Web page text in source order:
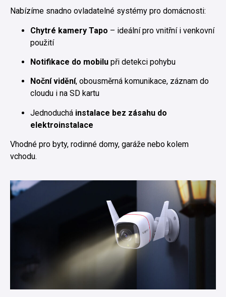
Nabízíme snadno ovladatelné systémy pro domácnosti:
Chytré kamery Tapo – ideální pro vnitřní i venkovní
použití
Notifikace do mobilu při detekci pohybu
Noční vidění, obousměrná komunikace, záznam do
cloudu i na SD kartu
Jednoduchá instalace bez zásahu do
elektroinstalace
Vhodné pro byty, rodinné domy, garáže nebo kolem
vchodu.